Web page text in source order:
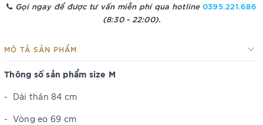
Gọi ngay để được tư vấn miễn phí qua hotline 0395.221.686
(8:30 - 22:00).
MÔ TẢ SẢN PHẨM
Thông số sản phẩm size M
- Dài thân 84 cm
- Vòng eo 69 cm